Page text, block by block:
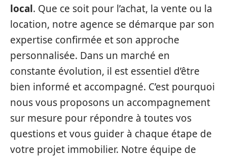
local. Que ce soit pour l’achat, la vente ou la
location, notre agence se démarque par son
expertise confirmée et son approche
personnalisée. Dans un marché en
constante évolution, il est essentiel d’être
bien informé et accompagné. C’est pourquoi
nous vous proposons un accompagnement
sur mesure pour répondre à toutes vos
questions et vous guider à chaque étape de
votre projet immobilier. Notre équipe de